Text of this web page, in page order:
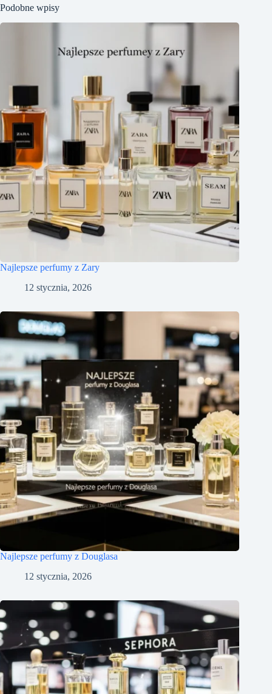
Podobne wpisy
Najlepsze perfumy z Zary
12 stycznia, 2026
Najlepsze perfumy z Douglasa
12 stycznia, 2026